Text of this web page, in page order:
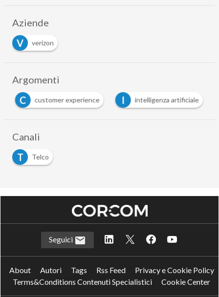
Aziende
V
verizon
Argomenti
C
customer experience I intelligenza artificiale
Canali
T
Telco
Seguici
About Autori Tags Rss Feed
Privacy e Cookie Policy
Terms&Conditions Contenuti Specialistici
Cookie Center